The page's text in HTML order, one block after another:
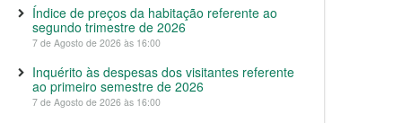
Índice de preços da habitação referente ao
segundo trimestre de 2026
7 de Agosto de 2026 às 16:00
Inquérito às despesas dos visitantes referente
ao primeiro semestre de 2026
7 de Agosto de 2026 às 16:00